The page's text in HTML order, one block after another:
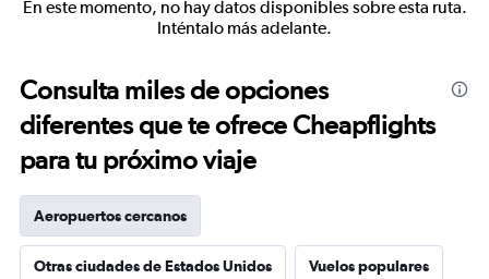
En este momento, no hay datos disponibles sobre esta ruta.
Inténtalo más adelante.
Consulta miles de opciones
diferentes que te ofrece Cheapflights
para tu próximo viaje
Aeropuertos cercanos
Otras ciudades de Estados Unidos Vuelos populares